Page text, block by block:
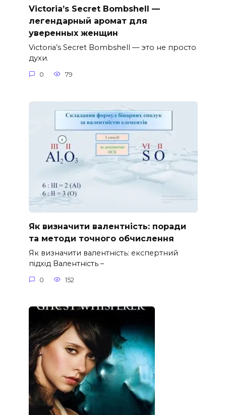
Victoria’s Secret Bombshell —
легендарный аромат для
уверенных женщин
Victoria’s Secret Bombshell — это не просто
духи.
0 79
Як визначити валентність: поради
та методи точного обчислення
Як визначити валентність: експертний
підхід Валентність –
0 152